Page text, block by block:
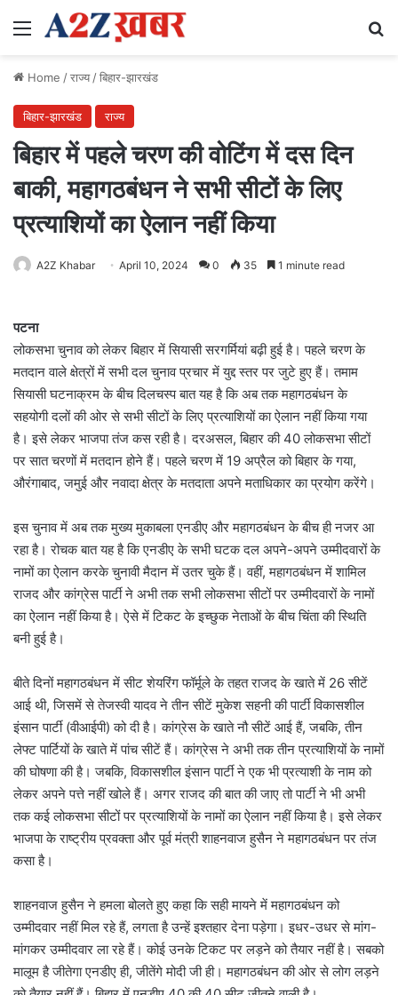
Menu
Home /राज्य/बिहार-झारखंड
बिहार-झारखंड राज्य
बिहार में पहले चरण की वोटिंग में दस दिन
बाकी, महागठबंधन ने सभी सीटों के लिए
प्रत्याशियों का ऐलान नहीं किया
A2Z Khabar April 10, 2024 0 35 1 minute read
पटना
लोकसभा चुनाव को लेकर बिहार में सियासी सरगर्मियां बढ़ी हुई है। पहले चरण के
मतदान वाले क्षेत्रों में सभी दल चुनाव प्रचार में युद्द स्तर पर जुटे हुए हैं। तमाम
सियासी घटनाक्रम के बीच दिलचस्प बात यह है कि अब तक महागठबंधन के
सहयोगी दलों की ओर से सभी सीटों के लिए प्रत्याशियों का ऐलान नहीं किया गया
है। इसे लेकर भाजपा तंज कस रही है। दरअसल, बिहार की 40 लोकसभा सीटों
पर सात चरणों में मतदान होने हैं। पहले चरण में 19 अप्रैल को बिहार के गया,
औरंगाबाद, जमुई और नवादा क्षेत्र के मतदाता अपने मताधिकार का प्रयोग करेंगे।
इस चुनाव में अब तक मुख्य मुकाबला एनडीए और महागठबंधन के बीच ही नजर आ
रहा है। रोचक बात यह है कि एनडीए के सभी घटक दल अपने-अपने उम्मीदवारों के
नामों का ऐलान करके चुनावी मैदान में उतर चुके हैं। वहीं, महागठबंधन में शामिल
राजद और कांग्रेस पार्टी ने अभी तक सभी लोकसभा सीटों पर उम्मीदवारों के नामों
का ऐलान नहीं किया है। ऐसे में टिकट के इच्छुक नेताओं के बीच चिंता की स्थिति
बनी हुई है।
बीते दिनों महागठबंधन में सीट शेयरिंग फॉर्मूले के तहत राजद के खाते में 26 सीटें
आई थी, जिसमें से तेजस्वी यादव ने तीन सीटें मुकेश सहनी की पार्टी विकासशील
इंसान पार्टी (वीआईपी) को दी है। कांग्रेस के खाते नौ सीटें आई हैं, जबकि, तीन
लेफ्ट पार्टियों के खाते में पांच सीटें हैं। कांग्रेस ने अभी तक तीन प्रत्याशियों के नामों
की घोषणा की है। जबकि, विकासशील इंसान पार्टी ने एक भी प्रत्याशी के नाम को
लेकर अपने पत्ते नहीं खोले हैं। अगर राजद की बात की जाए तो पार्टी ने भी अभी
तक कई लोकसभा सीटों पर प्रत्याशियों के नामों का ऐलान नहीं किया है। इसे लेकर
भाजपा के राष्ट्रीय प्रवक्ता और पूर्व मंत्री शाहनवाज हुसैन ने महागठबंधन पर तंज
कसा है।
शाहनवाज हुसैन ने हमला बोलते हुए कहा कि सही मायने में महागठबंधन को
उम्मीदवार नहीं मिल रहे हैं, लगता है उन्हें इश्तहार देना पड़ेगा। इधर-उधर से मांग-
मांगकर उम्मीदवार ला रहे हैं। कोई उनके टिकट पर लड़ने को तैयार नहीं है। सबको
मालूम है जीतेगा एनडीए ही, जीतेंगे मोदी जी ही। महागठबंधन की ओर से लोग लड़ने